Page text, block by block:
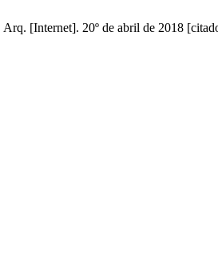
[Internet]. 20º de abril de 2018